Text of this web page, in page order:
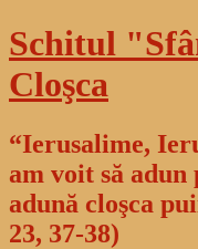
Sari
la
conținut
Schitul
Cloşca
“Ierusalime,
am voit să
adună cloşca
23, 37-38)